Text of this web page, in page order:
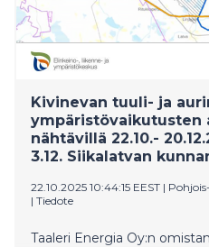
Kivinevan tuuli- ja
ympäristövaikutusten
nähtävillä 22.10.-
3.12. Siikalatvan
22.10.2025 10:44:15 EEST |
| Tiedote
Taaleri Energia Oy:n